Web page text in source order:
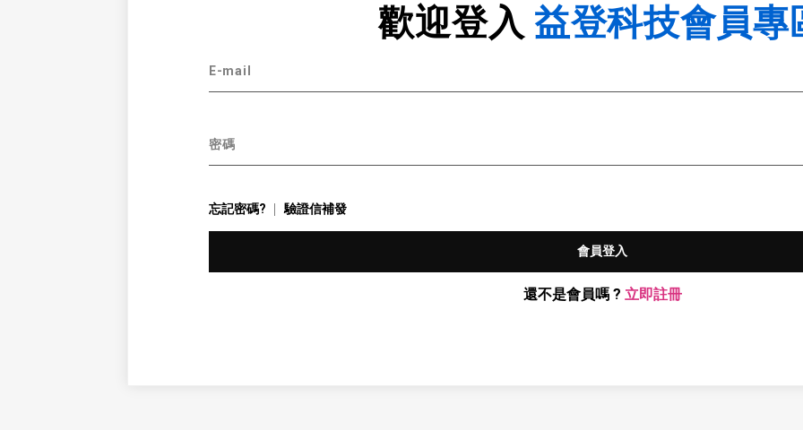
歡迎登入 益登科技會員專
E-mail
密碼
忘記密碼? 驗證信補發
會員登入
還不是會員嗎 ? 立即註冊